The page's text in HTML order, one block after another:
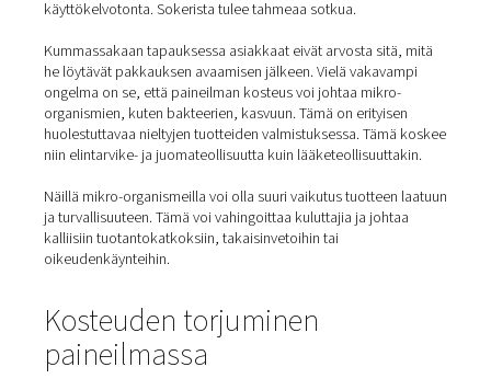
Miten kosteus voi pilata
lopputuotteet – tuhoisin
seurauksin
Vaikka vesi ylläpitää elämää planeetallamme, se voi
paljon vahinkoa paineilmajärjestelmille. Tämä koskee